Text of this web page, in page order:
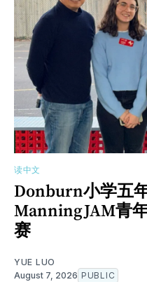
读中文
Donburn小学五
ManningJAM青
赛
YUE LUO
August 7, 2026 PUBLIC